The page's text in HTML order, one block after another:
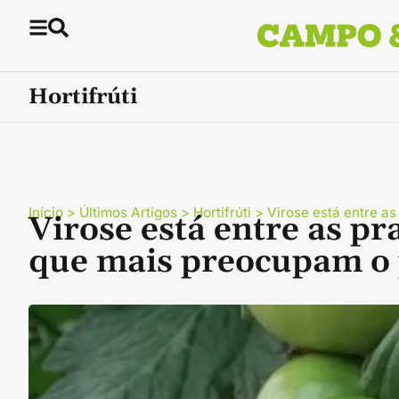
Hortifrúti
Início > Últimos Artigos > Hortifrúti > Virose está entre
Virose está entre as
que mais preocupam